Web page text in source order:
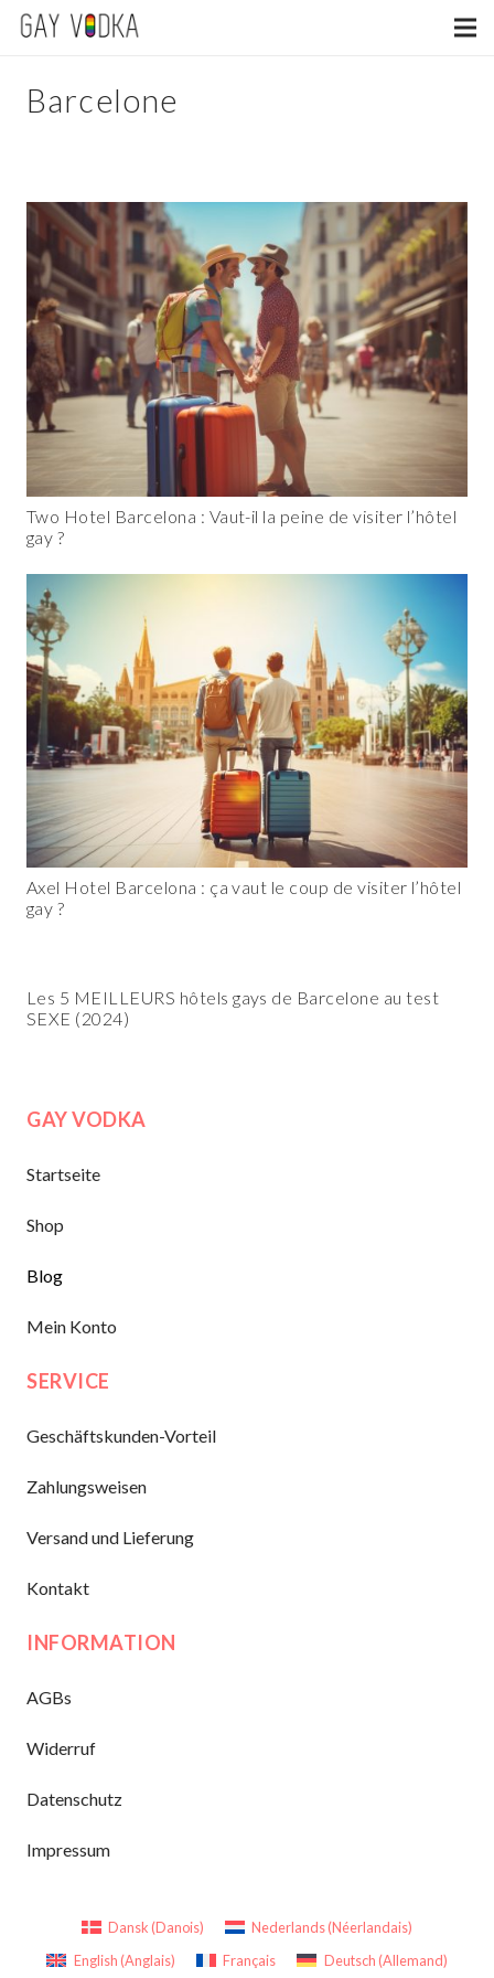
Barcelone
Two Hotel Barcelona : Vaut-il la peine de visiter l’hôtel
gay ?
Axel Hotel Barcelona : ça vaut le coup de visiter l’hôtel
gay ?
Les 5 MEILLEURS hôtels gays de Barcelone au test
SEXE (2024)
GAY VODKA
Startseite
Shop
Blog
Mein Konto
SERVICE
Geschäftskunden-Vorteil
Zahlungsweisen
Versand und Lieferung
Kontakt
INFORMATION
AGBs
Widerruf
Datenschutz
Impressum
Dansk (Danois) Nederlands(Néerlandais)
English (Anglais) Français Deutsch (Allemand)